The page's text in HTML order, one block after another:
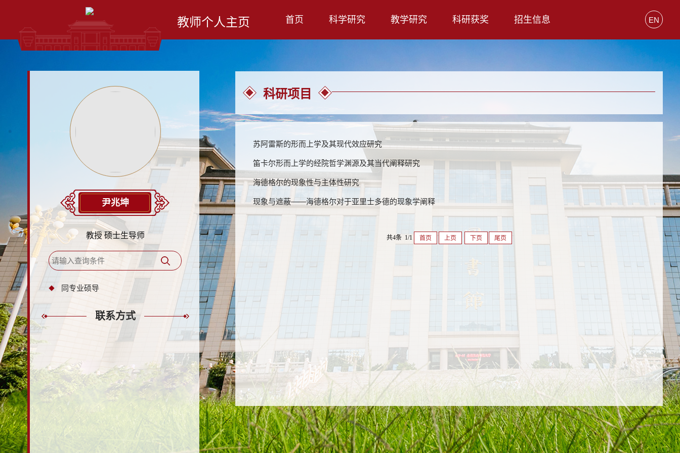
教师个人主页 EN
首页 科学研究 教学研究 科研获奖 招生信息
尹兆坤
教授 硕士生导师
同专业硕导
联系方式
科研项目
苏阿雷斯的形而上学及其现代效应研究
笛卡尔形而上学的经院哲学渊源及其当代阐释研究
海德格尔的现象性与主体性研究
现象与遮蔽——海德格尔对于亚里士多德的现象学阐释
共4条 1/1 首页 上页 下页 尾页